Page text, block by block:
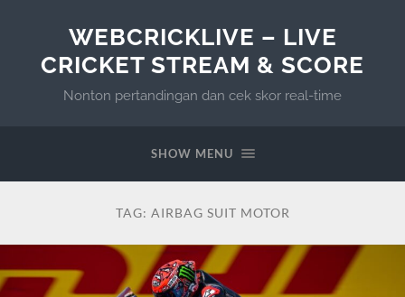
WEBCRICKLIVE – LIVE
CRICKET STREAM & SCORE
Nonton pertandingan dan cek skor real-time
SHOW MENU
TAG: AIRBAG SUIT MOTOR